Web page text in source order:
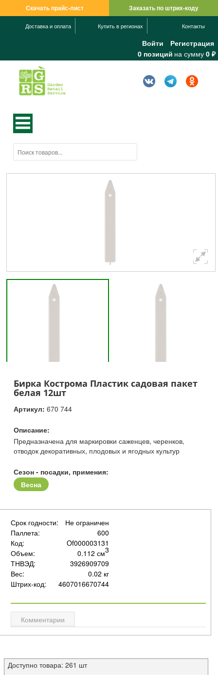
Скачать прайс-лист Заказать по штрих-коду
Доставка и оплата Купить в регионах Контакты
Войти
Регистрация
0 позиций на сумму 0 ₽
Бирка Кострома Пластик садовая пакет
белая 12шт
Артикул: 670 744
Описание:
Предназначена для маркировки саженцев, черенков,
отводок декоративных, плодовых и ягодных культур
Сезон - посадки, примения:
Весна
Срок годности:
Не ограничен
Паллета:
600
Код:
Of000003131
Объем:
0.112 см3
ТНВЭД:
3926909709
Вес:
0.02 кг
Штрих-код:
4607016670744
Комментарии
Доступно товара: 261 шт